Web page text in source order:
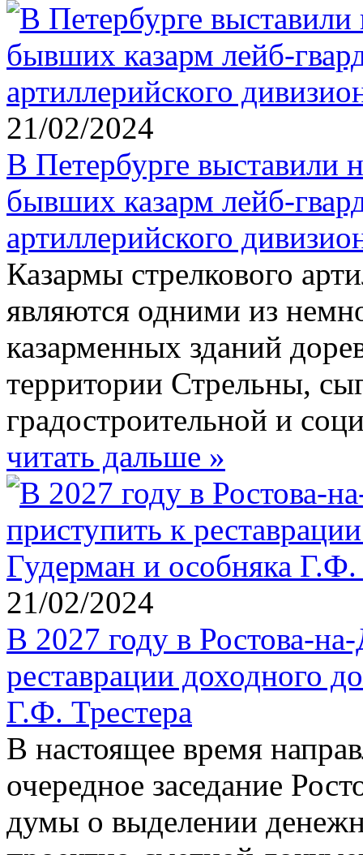
21/02/2024
В Петербурге выставили
бывших казарм лейб-
артиллерийского
Казармы стрелкового
являются одними из
казарменных зданий
территории Стрельны,
градостроительной и
читать дальше »
21/02/2024
В 2027 году в Ростова-
реставрации доходного
Г.Ф. Трестера
В настоящее время
очередное заседание
думы о выделении